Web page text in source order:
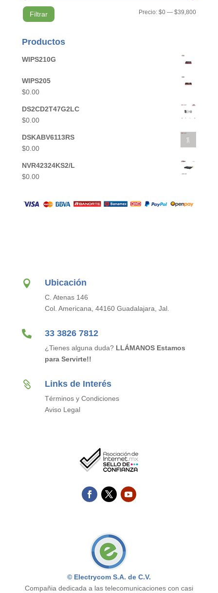
Precio
Precio
Filtrar Precio:$0 —$39,800
Productos
WIPS210G
WIPS205
$0.00
DS2CD2T47G2LC
$0.00
DSKABV6113RS
$0.00
NVR42324KS2/L
$0.00
 Ubicación
C. Atenas 146
Col. Americana, 44160 Guadalajara, Jal.
 33 3826 7812
¿Tienes alguna duda? LLÁMANOS Estamos
para Servirte!!
 Links de Interés
Términos y Condiciones
Aviso Legal
© Electrycom S.A. de C.V.
Compañia dedicada a las telecomunicaciones con casi